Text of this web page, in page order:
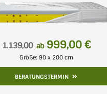
1.139,00 ab999,00 €
Größe: 90 x 200 cm
BERATUNGSTERMIN